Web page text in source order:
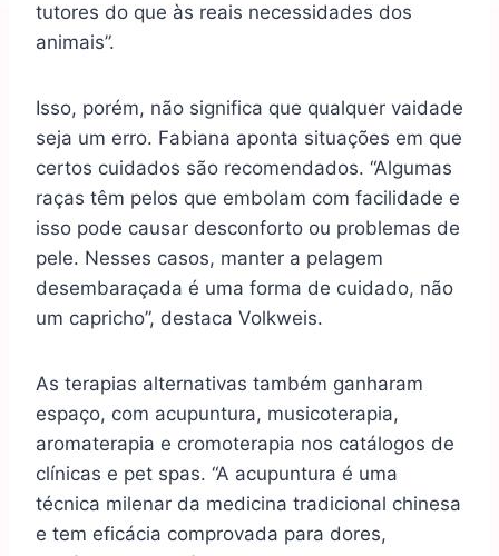
tutores do que às reais necessidades dos
animais”.
Isso, porém, não significa que qualquer vaidade
seja um erro. Fabiana aponta situações em que
certos cuidados são recomendados. “Algumas
raças têm pelos que embolam com facilidade e
isso pode causar desconforto ou problemas de
pele. Nesses casos, manter a pelagem
desembaraçada é uma forma de cuidado, não
um capricho”, destaca Volkweis.
As terapias alternativas também ganharam
espaço, com acupuntura, musicoterapia,
aromaterapia e cromoterapia nos catálogos de
clínicas e pet spas. “A acupuntura é uma
técnica milenar da medicina tradicional chinesa
e tem eficácia comprovada para dores,